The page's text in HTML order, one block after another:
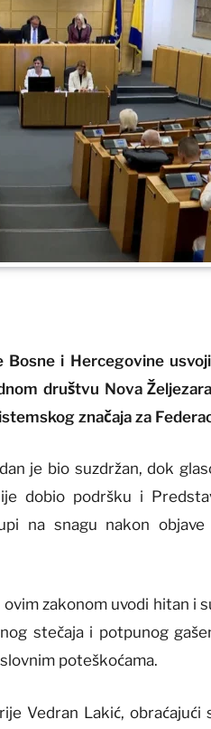
Bosne i Hercegovine
društvu Nova
značaja za
je bio suzdržan, dok
dobio podršku i
na snagu nakon objave
zakonom uvodi hitan i
stečaja i potpunog
poteškoćama.
Vedran Lakić, obraćajući